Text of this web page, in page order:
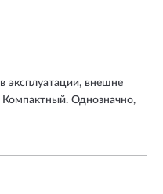
эксплуатации, внешне
Компактный. Однозначно,